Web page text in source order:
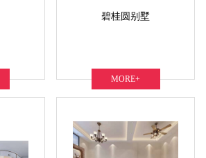
MORE+
碧桂圆别墅